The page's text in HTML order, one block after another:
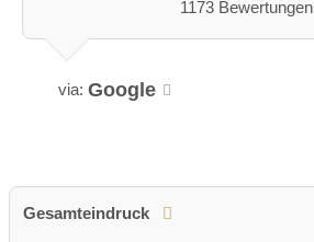
Bar
Einzeltische rund
geschlossene Gesellschaft
1173 Bewertungen
via: Google
Gesamteindruck